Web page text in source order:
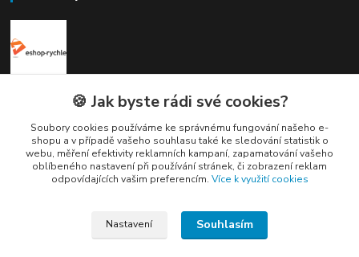
Petr Nedvídek
+420 775688827 +420 737670415
(Po-Pá, 9-16 hod.)
🍪 Jak byste rádi své cookies?
Soubory cookies používáme ke správnému fungování našeho e-
shopu a v případě vašeho souhlasu také ke sledování statistik o
webu, měření efektivity reklamních kampaní, zapamatování vašeho
oblíbeného nastavení při používání stránek, či zobrazení reklam
odpovídajících vašim preferencím. Více k využití cookies
Nastavení Souhlasím